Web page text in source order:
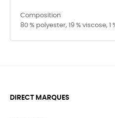
Composition
80 % polyester, 19 % viscose,
DIRECT MARQUES